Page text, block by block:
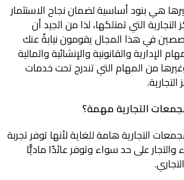
هي بنود أساسية لضمان نجاح الاستثمار
التي تمتلكها، لذا من الجيد أن
في هذا المجال يقومون نيابةً عنك
الإدارية والقانونية والإنشائية والمالية
من المهام التي تندرج تحت خدمات
التجارية مهمة؟
التجارية هامة للغاية لأنها توفر تجربة
على حد سواء وتوفر عائدًا ماديًّا